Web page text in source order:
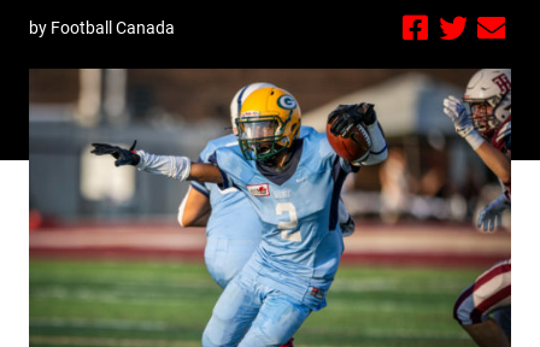
by Football Canada